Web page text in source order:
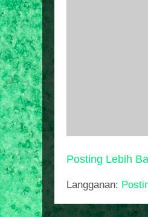
Posting Lebih
Langganan: